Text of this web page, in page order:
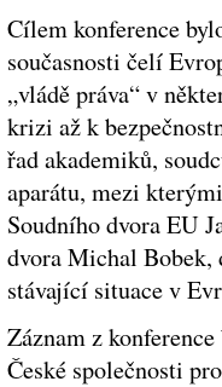
Cílem konference
současnosti čelí
„vládě práva“ v
krizi až k
řad akademiků,
aparátu, mezi
Soudního dvora EU
dvora Michal Bobek,
stávající situace v
Záznam z
České společnosti